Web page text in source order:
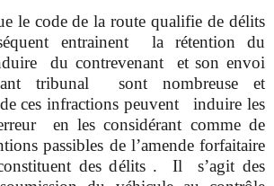
le code de la route qualifie de délits
entrainent la rétention du
du contrevenant et son envoi
tribunal sont nombreuse et
de ces infractions peuvent induire les
en les considérant comme de
passibles de l’amende forfaitaire
des délits . Il s’agit des